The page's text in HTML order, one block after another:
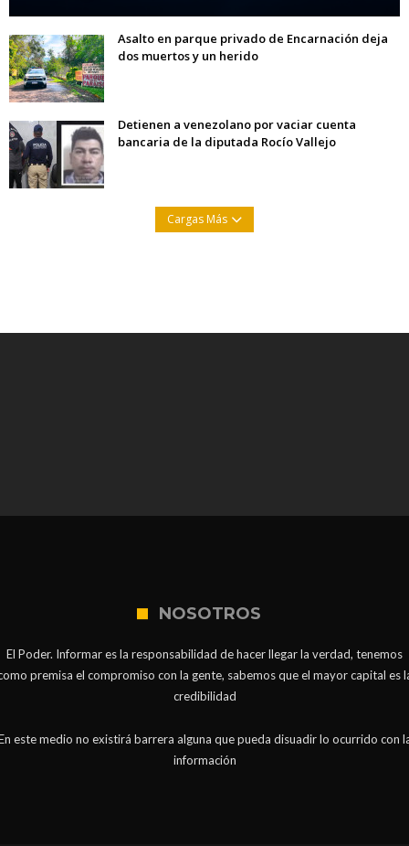
Asalto en parque privado de Encarnación deja
dos muertos y un herido
Detienen a venezolano por vaciar cuenta
bancaria de la diputada Rocío Vallejo
Cargas Más
NOSOTROS
El Poder. Informar es la responsabilidad de hacer llegar la verdad, tenemos
premisa el compromiso con la gente, sabemos que el mayor capital es
credibilidad
este medio no existirá barrera alguna que pueda disuadir lo ocurrido con
información